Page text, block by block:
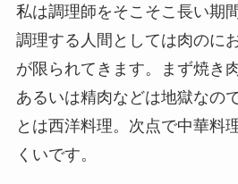
私は調理師をそこそこ長い期
調理する人間としては肉のに
が限られてきます。まず焼き
あるいは精肉などは地獄なの
とは西洋料理。次点で中華料
くいです。